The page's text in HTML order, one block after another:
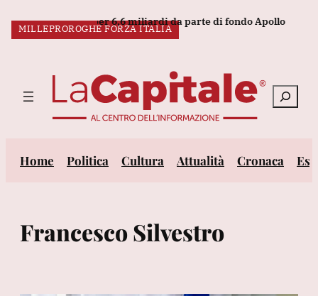
ULTIM’ORA:
acquisizione per 6,6 miliardi da parte di fondo Apollo
Cerca
Home Politica Cultura Attualità Cronaca
Francesco Silvestro
LO SCANDALO
IL CASO
MILLEPROROGHE FORZA ITALIA